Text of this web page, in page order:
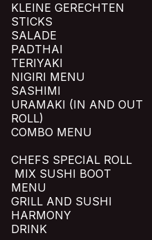
KLEINE GERECHTEN
STICKS
SALADE
PADTHAI
TERIYAKI
NIGIRI MENU
SASHIMI
URAMAKI (IN AND OUT
ROLL)
COMBO MENU
CHEFS SPECIAL ROLL
MIX SUSHI BOOT
MENU
GRILL AND SUSHI
HARMONY
DRINK